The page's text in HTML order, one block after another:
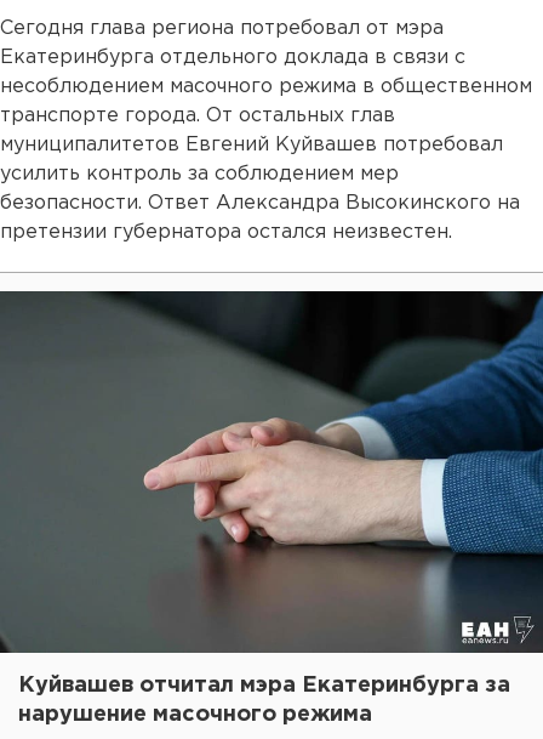
Сегодня глава региона потребовал от мэра
Екатеринбурга отдельного доклада в связи с
несоблюдением масочного режима в общественном
транспорте города. От остальных глав
муниципалитетов Евгений Куйвашев потребовал
усилить контроль за соблюдением мер
безопасности. Ответ Александра Высокинского на
претензии губернатора остался неизвестен.
Куйвашев отчитал мэра Екатеринбурга за
нарушение масочного режима